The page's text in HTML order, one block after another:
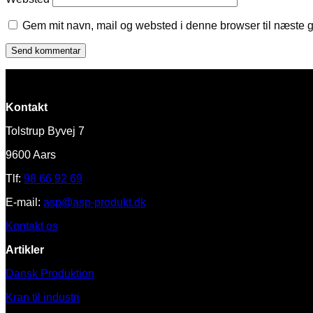
Gem mit navn, mail og websted i denne browser til næste
Kontakt
Tolstrup Byvej 7
9600 Aars
Tlf: 98 66 92 69
E-mail: asp@asp-produkt.dk
Kontakt os
Artikler
Dansk Produktion
Kran til industri